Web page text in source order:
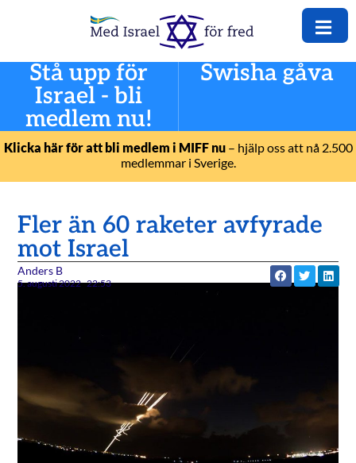
Stå upp för
Israel - bli
medlem nu!
Swisha gåva
Klicka här för att bli medlem i MIFF nu– hjälp oss att nå 2.500
medlemmar i Sverige.
Fler än 60 raketer avfyrade
mot Israel
Anders B
5. augusti 2022 22:53